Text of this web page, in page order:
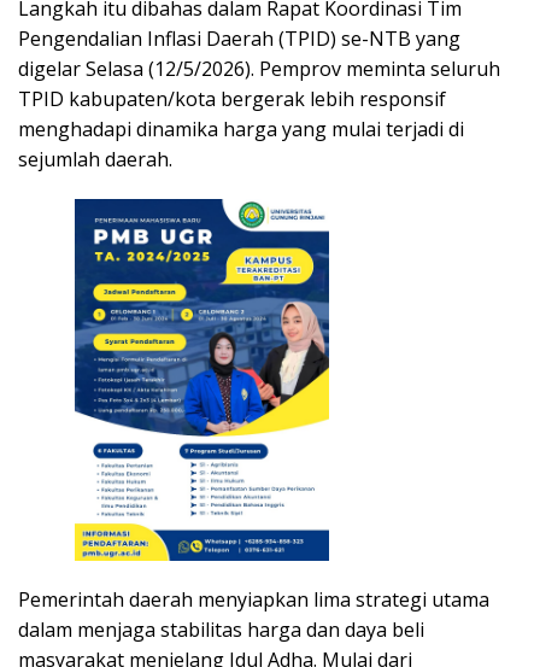
Langkah itu dibahas dalam Rapat Koordinasi Tim
Pengendalian Inflasi Daerah (TPID) se-NTB yang
digelar Selasa (12/5/2026). Pemprov meminta seluruh
TPID kabupaten/kota bergerak lebih responsif
menghadapi dinamika harga yang mulai terjadi di
sejumlah daerah.
Pemerintah daerah menyiapkan lima strategi utama
dalam menjaga stabilitas harga dan daya beli
masyarakat menjelang Idul Adha. Mulai dari